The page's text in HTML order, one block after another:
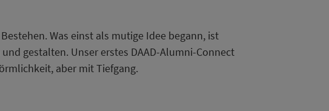
Was einst als mutige Idee begann, ist
gestalten. Unser erstes DAAD-Alumni-Connect
aber mit Tiefgang.